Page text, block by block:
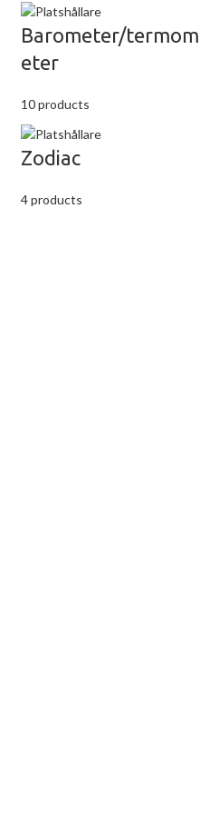
Barometer/termom
eter
10 products
Zodiac
4 products